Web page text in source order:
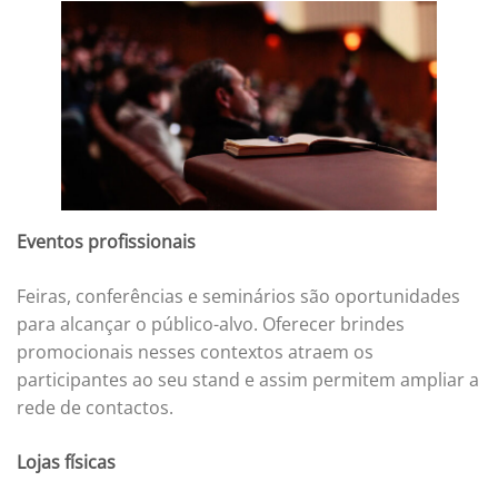
Eventos profissionais
Feiras, conferências e seminários são oportunidades
para alcançar o público-alvo. Oferecer brindes
promocionais nesses contextos atraem os
participantes ao seu stand e assim permitem ampliar a
rede de contactos.
Lojas físicas